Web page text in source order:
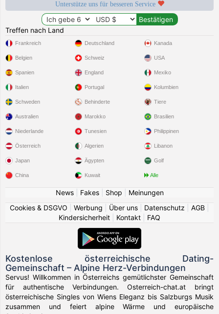
Unterstütze uns für besseren Service
Treffen nach Land
Frankreich
Belgien
Spanien
Italien
Schweden
Deutschland
Schweiz
England
Portugal
Behinderte
Kanada
USA
Mexiko
Kolumbien
Tiere
Australien
Niederlande
Österreich
Japan
China
Marokko
Tunesien
Algerien
Ägypten
Kuwait
Brasilien
Philippinen
Libanon
Golf
Alle
News| Fakes| Shop
Meinungen
Cookies & DSGVO
Werbung Über uns Datenschutz AGB
Kindersicherheit
Kontakt FAQ
Kostenlose österreichische Dating-
Gemeinschaft – Alpine Herz-Verbindungen
Servus! Willkommen in Österreichs gemütlichster Gemeinschaft
für authentische Verbindungen. Osterreich-chat.at bringt
österreichische Singles von Wiens Eleganz bis Salzburgs Musik
zusammen und feiert alpine Wärme und europäische